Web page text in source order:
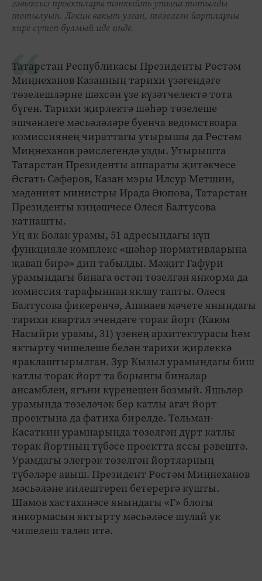
зәвыксыз проектлары тәнкыйть утына тотылды
тотылуын. Ләкин вакыт узган, төзелгән йортларны
кире сүтеп булмый иде инде.
Татарстан Республикасы Президенты Рөстәм
Миңнеханов Казанның тарихи үзәгендәге
төзелешләрне шәхсән үзе күзәтчелектә тота
бүген. Тарихи җирлектә шәһәр төзелеше
эшчәнлеге мәсьәләләре буенча ведомствоара
комиссиянең чираттагы утырышы да Рөстәм
Миңнеханов рәислегендә узды. Утырышта
Татарстан Президенты аппараты җитәкчесе
Әсгать Сәфәров, Казан мэры Илсур Метшин,
мәдәният министры Ирада Әюпова, Татарстан
Президенты киңәшчесе Олеся Балтусова
катнашты.
Уң як Болак урамы, 51 адресындагы күп
функцияле комплекс «шәһәр нормативларына
җавап бирә» дип табылды. Мәҗит Гафури
урамындагы бинага өстәп төзелгән янкорма да
комиссия тарафыннан яклау тапты. Олеся
Балтусова фикеренчә, Апанаев мәчете янындагы
тарихи квартал эчендәге торак йорт (Каюм
Насыйри урамы, 31) үзенең архитектурасы һәм
яктырту чишелеше белән тарихи җирлеккә
яраклаштырылган. Зур Кызыл урамындагы биш
катлы торак йорт та борынгы биналар
ансамблен, ягъни күренешен бозмый. Яшьләр
урамында төзеләчәк бер катлы агач йорт
проектына да фатиха бирелде. Тельман-
Касаткин урамнарында төзелгән дүрт катлы
торак йортның түбәсе проектта яссы рәвештә.
Урамдагы элегрәк төзелгән йортларның
түбәләре авыш. Президент Рөстәм Миңнеханов
мәсьәләне килештереп бетерергә кушты.
Шамов хастаханәсе янындагы «Г» блогы
янкормасын яктырту мәсьәләсе шулай ук
чишелеш таләп итә.